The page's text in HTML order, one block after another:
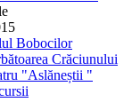
Bobocilor
Crăciunului
"Aslăneștii "